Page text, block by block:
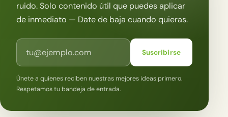
ruido. Solo contenido útil que puedes aplicar
de inmediato — Date de baja cuando quieras.
Correo electrónico
Suscribirse
Únete a quienes reciben nuestras mejores ideas primero.
Respetamos tu bandeja de entrada.